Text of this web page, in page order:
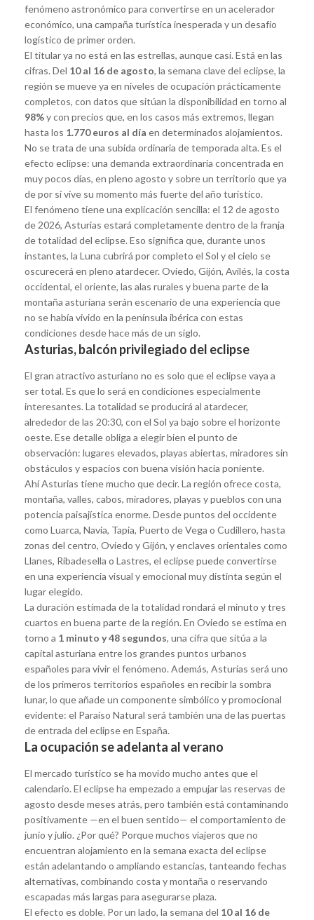
fenómeno astronómico para convertirse en un acelerador
económico, una campaña turística inesperada y un desafío
logístico de primer orden.
El titular ya no está en las estrellas, aunque casi. Está en las
cifras. Del 10 al 16 de agosto, la semana clave del eclipse, la
región se mueve ya en niveles de ocupación prácticamente
completos, con datos que sitúan la disponibilidad en torno al
98%y con precios que, en los casos más extremos, llegan
hasta los 1.770 euros al día en determinados alojamientos.
No se trata de una subida ordinaria de temporada alta. Es el
efecto eclipse: una demanda extraordinaria concentrada en
muy pocos días, en pleno agosto y sobre un territorio que ya
de por sí vive su momento más fuerte del año turístico.
El fenómeno tiene una explicación sencilla: el 12 de agosto
de 2026, Asturias estará completamente dentro de la franja
de totalidad del eclipse. Eso significa que, durante unos
instantes, la Luna cubrirá por completo el Sol y el cielo se
oscurecerá en pleno atardecer. Oviedo, Gijón, Avilés, la costa
occidental, el oriente, las alas rurales y buena parte de la
montaña asturiana serán escenario de una experiencia que
no se había vivido en la península ibérica con estas
condiciones desde hace más de un siglo.
Asturias, balcón privilegiado del eclipse
El gran atractivo asturiano no es solo que el eclipse vaya a
ser total. Es que lo será en condiciones especialmente
interesantes. La totalidad se producirá al atardecer,
alrededor de las 20:30, con el Sol ya bajo sobre el horizonte
oeste. Ese detalle obliga a elegir bien el punto de
observación: lugares elevados, playas abiertas, miradores sin
obstáculos y espacios con buena visión hacia poniente.
Ahí Asturias tiene mucho que decir. La región ofrece costa,
montaña, valles, cabos, miradores, playas y pueblos con una
potencia paisajística enorme. Desde puntos del occidente
como Luarca, Navia, Tapia, Puerto de Vega o Cudillero, hasta
zonas del centro, Oviedo y Gijón, y enclaves orientales como
Llanes, Ribadesella o Lastres, el eclipse puede convertirse
en una experiencia visual y emocional muy distinta según el
lugar elegido.
La duración estimada de la totalidad rondará el minuto y tres
cuartos en buena parte de la región. En Oviedo se estima en
torno a 1 minuto y 48 segundos, una cifra que sitúa a la
capital asturiana entre los grandes puntos urbanos
españoles para vivir el fenómeno. Además, Asturias será uno
de los primeros territorios españoles en recibir la sombra
lunar, lo que añade un componente simbólico y promocional
evidente: el Paraíso Natural será también una de las puertas
de entrada del eclipse en España.
La ocupación se adelanta al verano
El mercado turístico se ha movido mucho antes que el
calendario. El eclipse ha empezado a empujar las reservas de
agosto desde meses atrás, pero también está contaminando
positivamente —en el buen sentido— el comportamiento de
junio y julio. ¿Por qué? Porque muchos viajeros que no
encuentran alojamiento en la semana exacta del eclipse
están adelantando o ampliando estancias, tanteando fechas
alternativas, combinando costa y montaña o reservando
escapadas más largas para asegurarse plaza.
El efecto es doble. Por un lado, la semana del 10 al 16 de